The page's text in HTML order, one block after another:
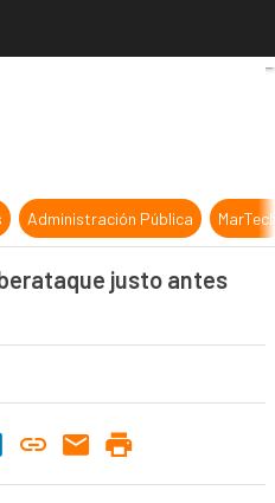
sufre un ciberataque
Administración Pública
justo antes